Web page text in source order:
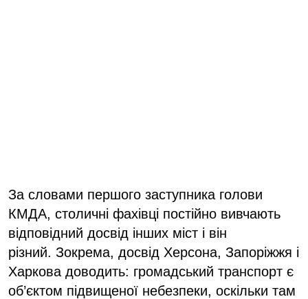
За словами першого заступника голови
КМДА, столичні фахівці постійно вивчають
відповідний досвід інших міст і він
різний. Зокрема, досвід Херсона, Запоріжжя і
Харкова доводить: громадський транспорт є
об’єктом підвищеної небезпеки, оскільки там